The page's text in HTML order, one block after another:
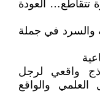
تتقاطع… العودة
والسرد في جملة
واقعي لرجل
العلمي والواقع